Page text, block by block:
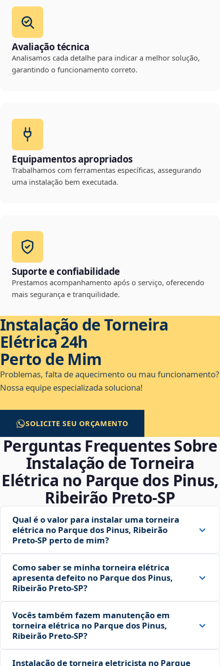
Avaliação técnica
Analisamos cada detalhe para indicar a melhor solução,
garantindo o funcionamento correto.
Equipamentos apropriados
Trabalhamos com ferramentas específicas, assegurando
uma instalação bem executada.
Suporte e confiabilidade
Prestamos acompanhamento após o serviço, oferecendo
mais segurança e tranquilidade.
Instalação de Torneira
Elétrica 24h
Perto de Mim
Problemas, falta de aquecimento ou mau funcionamento?
Nossa equipe especializada soluciona!
SOLICITE SEU ORÇAMENTO
Perguntas Frequentes Sobre
Instalação de Torneira
Elétrica no Parque dos Pinus,
Ribeirão Preto‑SP
Qual é o valor para instalar uma torneira
elétrica no Parque dos Pinus, Ribeirão
Preto‑SP perto de mim?
Como saber se minha torneira elétrica
apresenta defeito no Parque dos Pinus,
Ribeirão Preto‑SP?
Vocês também fazem manutenção em
torneira elétrica no Parque dos Pinus,
Ribeirão Preto‑SP?
Instalação de torneira eletricista no Parque